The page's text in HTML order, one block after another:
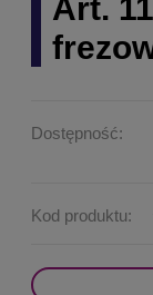
Art.
Dostępność:
Kod produktu: